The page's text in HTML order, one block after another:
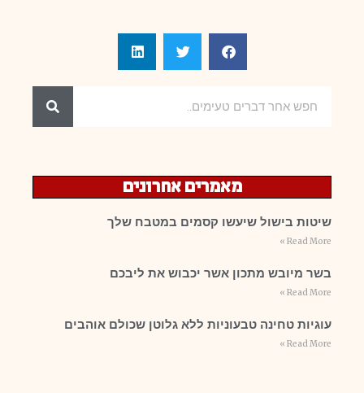
מאמרים אחרונים
שיטות בישול שיעשו קסמים במטבח שלך
Read More »
בשר מיובש מתכון אשר יכבוש את ליבכם
Read More »
עוגיות טחינה טבעוניות ללא גלוטן שכולם אוהבים
Read More »